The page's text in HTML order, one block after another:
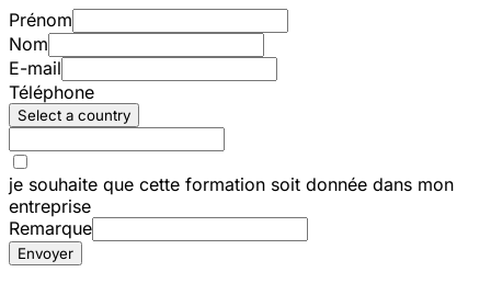
Prénom
Nom
E-mail
Téléphone
Select a country
je souhaite que cette formation soit donnée dans mon
entreprise
Remarque
Envoyer